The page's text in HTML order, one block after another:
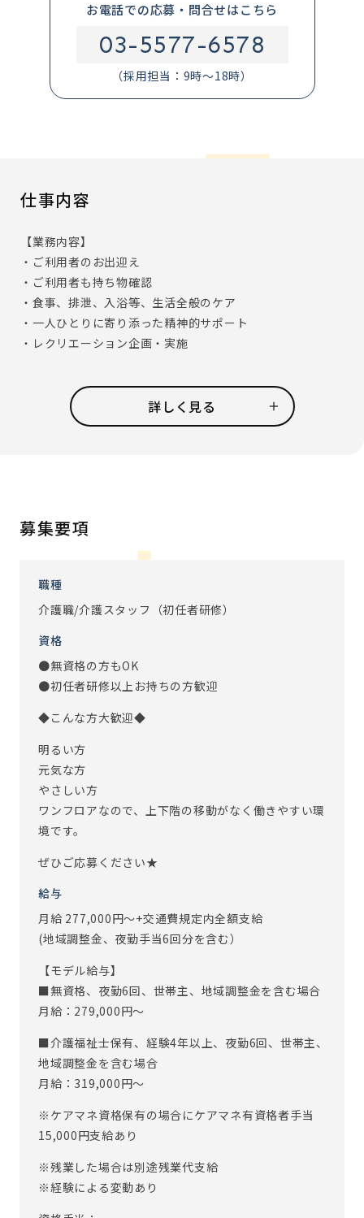
お電話での応募・問合せはこちら
03-5577-6578
（採用担当：9時～18時）
仕事内容
【業務内容】
・ご利用者のお出迎え
・ご利用者も持ち物確認
・食事、排泄、入浴等、生活全般のケア
・一人ひとりに寄り添った精神的サポート
・レクリエーション企画・実施
メントや習字のような室内でできるものから散歩など幅広
く行っており、様々な側面からお客様の生活をサポートして
行います。
とや不安なことは相談し、解決できるようサポートしてい
ますので安心して下さい。
お客様やスタッフ含め、人との繋がりを感じられるお仕事
です。
務）
※定年制度あり（定年65歳）
詳しく見る
募集要項
職種
介護職/介護スタッフ（初任者研修）
資格
●無資格の方もOK
●初任者研修以上お持ちの方歓迎
◆こんな方大歓迎◆
明るい方
元気な方
やさしい方
ワンフロアなので、上下階の移動がなく働きやすい環
境です。
ぜひご応募ください★
給与
月給 277,000円～+交通費規定内全額支給
(地域調整金、夜勤手当6回分を含む）
【モデル給与】
■無資格、夜勤6回、世帯主、地域調整金を含む場合
月給：279,000円～
■介護福祉士保有、経験4年以上、夜勤6回、世帯主、
地域調整金を含む場合
月給：319,000円～
※ケアマネ資格保有の場合にケアマネ有資格者手当
15,000円支給あり
※残業した場合は別途残業代支給
※経験による変動あり